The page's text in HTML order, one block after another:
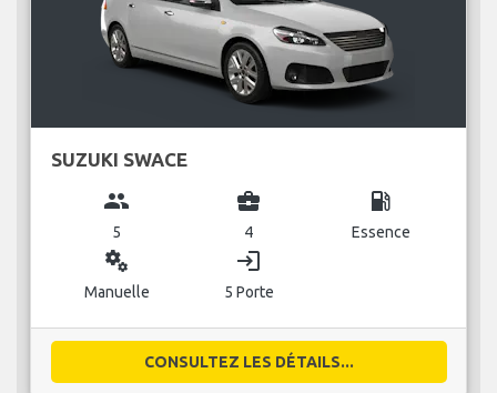
SUZUKI SWACE
group
5
business_center
4
local_gas_station
Essence
miscellaneous_services
Manuelle
login
5 Porte
CONSULTEZ LES DÉTAILS...